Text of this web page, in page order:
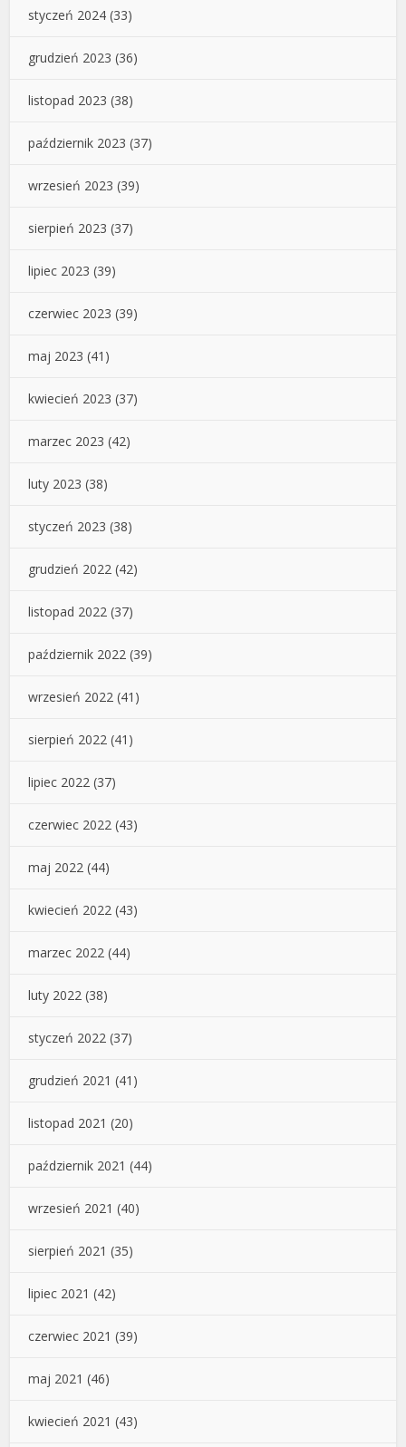
styczeń 2024 (33)
grudzień 2023 (36)
listopad 2023 (38)
październik 2023 (37)
wrzesień 2023 (39)
sierpień 2023 (37)
lipiec 2023 (39)
czerwiec 2023 (39)
maj 2023 (41)
kwiecień 2023 (37)
marzec 2023 (42)
luty 2023 (38)
styczeń 2023 (38)
grudzień 2022 (42)
listopad 2022 (37)
październik 2022 (39)
wrzesień 2022 (41)
sierpień 2022 (41)
lipiec 2022 (37)
czerwiec 2022 (43)
maj 2022 (44)
kwiecień 2022 (43)
marzec 2022 (44)
luty 2022 (38)
styczeń 2022 (37)
grudzień 2021 (41)
listopad 2021 (20)
październik 2021 (44)
wrzesień 2021 (40)
sierpień 2021 (35)
lipiec 2021 (42)
czerwiec 2021 (39)
maj 2021 (46)
kwiecień 2021 (43)